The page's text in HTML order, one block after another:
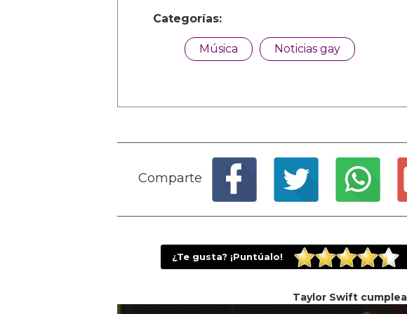
Categorías:
Música Noticias gay
Comparte
¿Te gusta? ¡Puntúalo!
Taylor Swift